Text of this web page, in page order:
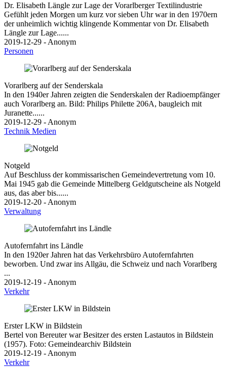
Dr. Elisabeth Längle zur Lage der Vorarlberger Textilindustrie
Gefühlt jeden Morgen um kurz vor sieben Uhr war in den 1970ern
der unheimlich wichtig klingende Kommentar von Dr. Elisabeth
Längle zur Lage......
2019-12-29 - Anonym
Personen
Vorarlberg auf der Senderskala
In den 1940er Jahren zeigten die Senderskalen der Radioempfänger
auch Vorarlberg an. Bild: Philips Philette 206A, baugleich mit
Juranette......
2019-12-29 - Anonym
Technik Medien
Notgeld
Auf Beschluss der kommissarischen Gemeindevertretung vom 10.
Mai 1945 gab die Gemeinde Mittelberg Geldgutscheine als Notgeld
aus, das aber bis......
2019-12-20 - Anonym
Verwaltung
Autofernfahrt ins Ländle
In den 1920er Jahren hat das Verkehrsbüro Autofernfahrten
beworben. Und zwar ins Allgäu, die Schweiz und nach Vorarlberg
...
2019-12-19 - Anonym
Verkehr
Erster LKW in Bildstein
Bertel von Bereuter war Besitzer des ersten Lastautos in Bildstein
(1957). Foto: Gemeindearchiv Bildstein
2019-12-19 - Anonym
Verkehr